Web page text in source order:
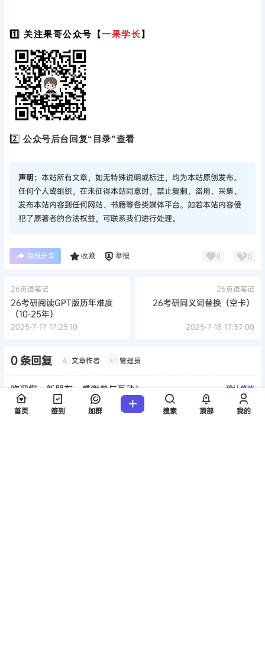
1️⃣ 关注果哥公众号【一果学长】
2️⃣公众号后台回复“目录”查看
声明： 本站所有文章，如无特殊说明或标注，均为本站原创发布。
任何个人或组织，在未征得本站同意时，禁止复制、盗用、采集、
发布本站内容到任何网站、书籍等各类媒体平台。如若本站内容侵
犯了原著者的合法权益，可联系我们进行处理。
海报分享 收藏 举报 0 0
26英语笔记
26考研阅读GPT版历年难度
（10-25年）
2025-7-17 17:23:10
26英语笔记
26考研同义词替换（空卡）
2025-7-18 17:37:00
0 条回复 A 文章作者 M 管理员
欢迎您，新朋友，感谢参与互动！ 确认修改
首页 签到 加群 搜索 顶部 我的